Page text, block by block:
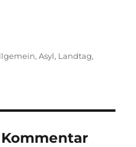
,Asyl, Landtag,